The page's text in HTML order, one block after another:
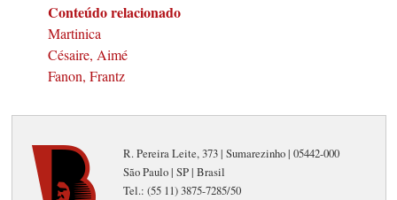
Conteúdo relacionado
Martinica
Césaire, Aimé
Fanon, Frantz
R. Pereira Leite, 373 | Sumarezinho | 05442-000
São Paulo | SP | Brasil
Tel.: (55 11) 3875-7285/50